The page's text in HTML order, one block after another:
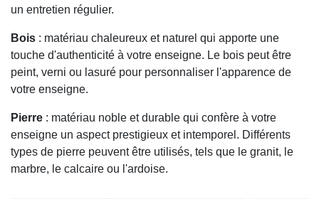
un entretien régulier.
Bois : matériau chaleureux et naturel qui apporte une
touche d'authenticité à votre enseigne. Le bois peut être
peint, verni ou lasuré pour personnaliser l'apparence de
votre enseigne.
Pierre : matériau noble et durable qui confère à votre
enseigne un aspect prestigieux et intemporel. Différents
types de pierre peuvent être utilisés, tels que le granit, le
marbre, le calcaire ou l'ardoise.